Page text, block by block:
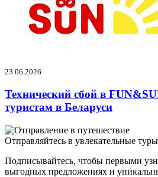
23.06.2026
Технический сбой в
туристам в Беларуси
Отправляйтесь в увлекательные
Подписывайтесь, чтобы первыми
выгодных предложениях и